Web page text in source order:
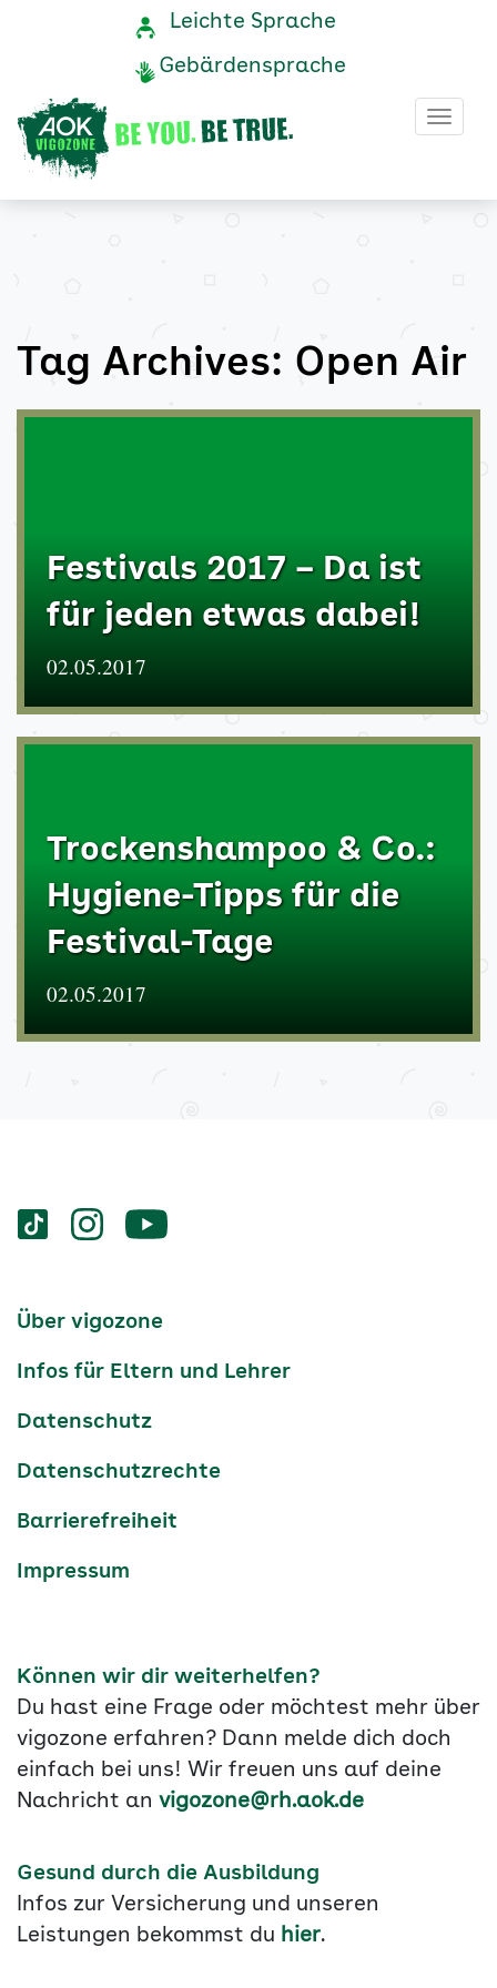
Archive
AOK
Navigation
Service-
Leichte Sprache
Gebärdensprache
Tag Archives: Open Air
Festivals 2017 – Da ist
für jeden etwas dabei!
02.05.2017
Trockenshampoo & Co.:
Hygiene-Tipps für die
Festival-Tage
02.05.2017
Services
Social-
vigozone.de
vigozone.devigozone.de
Services-
Über vigozone
Infos für Eltern und Lehrer
Datenschutz
Datenschutzrechte
Barrierefreiheit
Impressum
Können wir dir weiterhelfen?
Du hast eine Frage oder möchtest mehr über
vigozone erfahren? Dann melde dich doch
einfach bei uns! Wir freuen uns auf deine
Nachricht an vigozone@rh.aok.de
Gesund durch die Ausbildung
Infos zur Versicherung und unseren
Leistungen bekommst du hier.